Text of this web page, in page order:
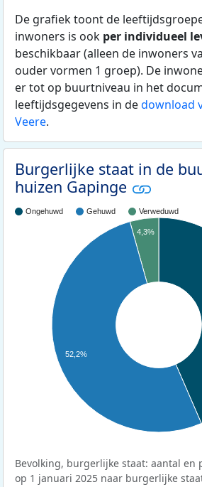
De grafiek toont de
inwoners is ook per individueel
beschikbaar (alleen de inwoners
ouder vormen 1 groep). De
er tot op buurtniveau in het
leeftijdsgegevens in dedownload
Veere.
Burgerlijke staat in de
huizen Gapinge
Ongehuwd Gehuwd Verweduwd
4,3%
52,2%
Bevolking, burgerlijke staat: aantal en
op 1 januari 2025 naar burgerlijke